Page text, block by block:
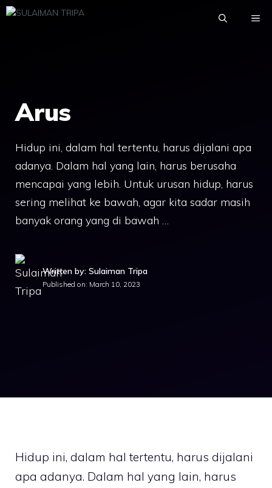
Skip
Arus
Hidup ini, dalam hal tertentu, harus dijalani apa
adanya. Dalam hal yang lain, harus berusaha
mencapai yang lebih. Untuk urusan hidup, harus
sering melihat ke bawah, agar kita sadar masih
banyak orang yang di bawah …
Written by: Sulaiman Tripa
Published on: March 10, 2023
Hidup ini, dalam hal tertentu, harus dijalani
apa adanya. Dalam hal yang lain, harus